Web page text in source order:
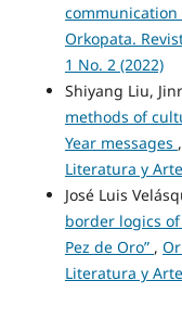
Orkopata.
1 No. 2 (2022)
Shiyang Liu,
methods of
Year messages ,
Literatura y
José Luis
border logics
Pez de Oro” ,
Literatura y